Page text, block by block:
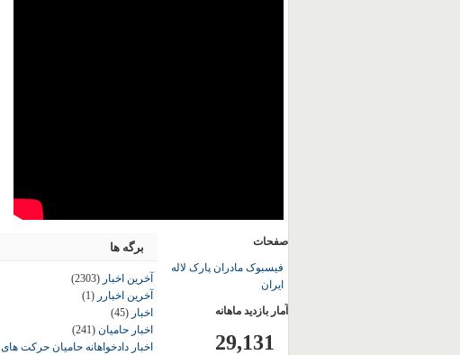
برگه ها
آخرین اخبار (2303)
آخرین اخبارر (1)
اخبار (45)
اخبار حامیان (241)
اخبار دادخواهانه حامیان حرکت های
صفحات
فیسبوک مادران پارک لاله
ایران
آمار بازدید ماهانه
29,131